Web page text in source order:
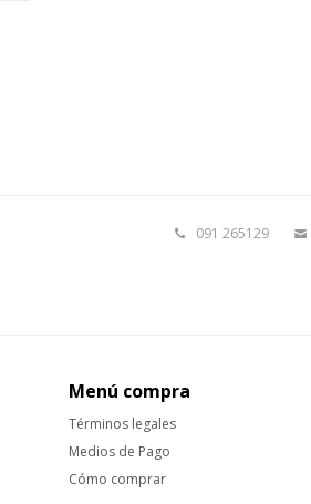
091 265129
Menú compra
Términos legales
Medios de Pago
Cómo comprar